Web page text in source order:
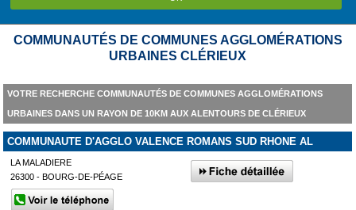
COMMUNAUTÉS DE COMMUNES AGGLOMÉRATIONS
URBAINES CLÉRIEUX
VOTRE RECHERCHE COMMUNAUTÉS DE COMMUNES AGGLOMÉRATIONS
URBAINES DANS UN RAYON DE 10KM AUX ALENTOURS DE CLÉRIEUX
COMMUNAUTE D'AGGLO VALENCE ROMANS SUD RHONE AL
LA MALADIERE
26300 - BOURG-DE-PÉAGE